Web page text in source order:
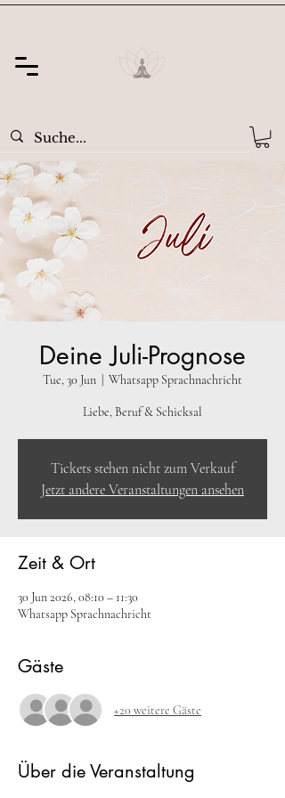
Deine Juli-Prognose
Tue, 30 Jun Whatsapp Sprachnachricht
Liebe, Beruf & Schicksal
Tickets stehen nicht zum Verkauf
Jetzt andere Veranstaltungen ansehen
Zeit & Ort
30 Jun 2026, 08:10 – 11:30
Whatsapp Sprachnachricht
Gäste
+20 weitere Gäste
Über die Veranstaltung